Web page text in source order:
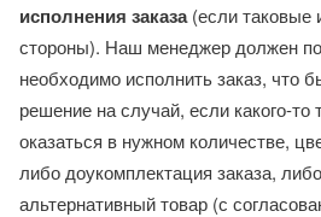
исполнения заказа(если таковые
стороны). Наш менеджер должен
необходимо исполнить заказ, что
решение на случай, если какого-то
оказаться в нужном количестве,
либо доукомплектация заказа,
альтернативный товар (с